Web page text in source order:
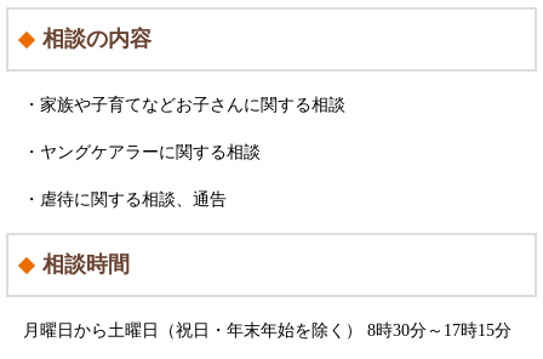
​相談の内容
・家族や子育てなどお子さんに関する相談
・ヤングケアラーに関する相談
・虐待に関する相談、通告
相談時間
月曜日から土曜日（祝日・年末年始を除く） 8時30分～17時15分